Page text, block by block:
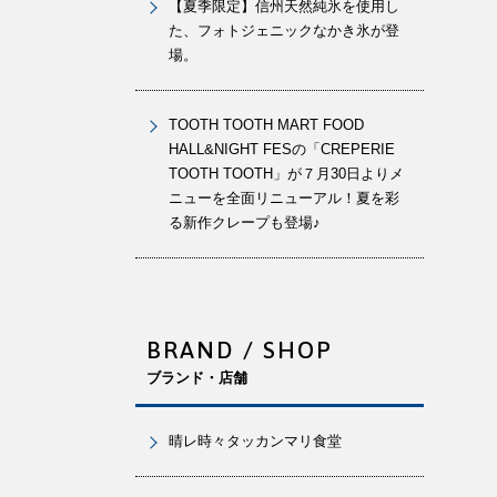
【夏季限定】信州天然純氷を使用し
た、フォトジェニックなかき氷が登
場。
TOOTH TOOTH MART FOOD
HALL&NIGHT FESの「CREPERIE
TOOTH TOOTH」が７月30日よりメ
ニューを全面リニューアル！夏を彩
る新作クレープも登場♪
BRAND / SHOP
ブランド・店舗
晴レ時々タッカンマリ食堂